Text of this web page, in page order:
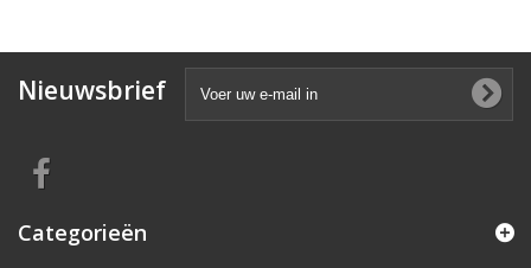
Nieuwsbrief
Categorieën